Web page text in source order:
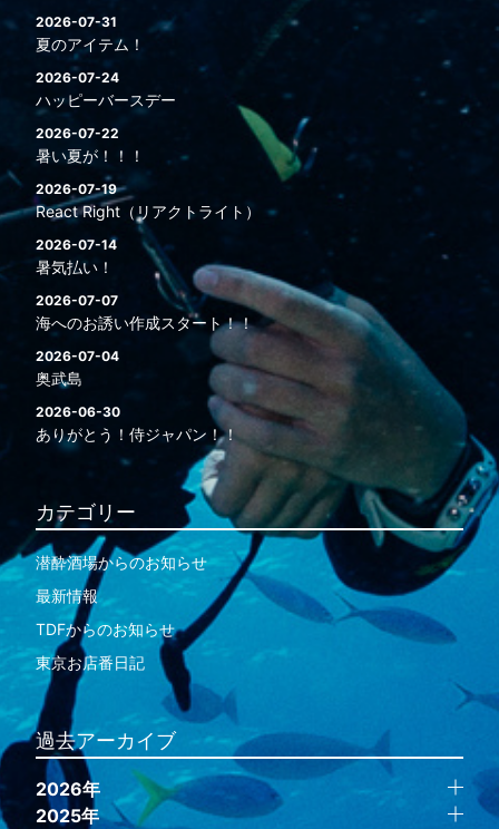
2026-07-31
夏のアイテム！
2026-07-24
ハッピーバースデー
2026-07-22
暑い夏が！！！
2026-07-19
React Right（リアクトライト）
2026-07-14
暑気払い！
2026-07-07
海へのお誘い作成スタート！！
2026-07-04
奥武島
2026-06-30
ありがとう！侍ジャパン！！
カテゴリー
潜酔酒場からのお知らせ
最新情報
TDFからのお知らせ
東京お店番日記
過去アーカイブ
2026年
2025年